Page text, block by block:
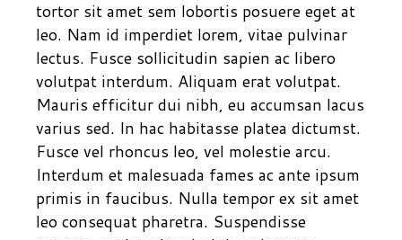
tortor sit amet sem lobortis posuere eget at
leo. Nam id imperdiet lorem, vitae pulvinar
lectus. Fusce sollicitudin sapien ac libero
volutpat interdum. Aliquam erat volutpat.
Mauris efficitur dui nibh, eu accumsan lacus
varius sed. In hac habitasse platea dictumst.
Fusce vel rhoncus leo, vel molestie arcu.
Interdum et malesuada fames ac ante ipsum
primis in faucibus. Nulla tempor ex sit amet
leo consequat pharetra. Suspendisse